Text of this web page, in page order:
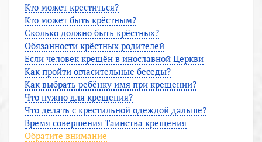
Кто может креститься?
Кто может быть крёстным?
Сколько должно быть крёстных?
Обязанности крёстных родителей
Если человек крещён в инославной Церкви
Как пройти огласительные беседы?
Как выбрать ребёнку имя при крещении?
Что нужно для крещения?
Что делать с крестильной одеждой дальше?
Время совершения Таинства крещения
Обратите внимание